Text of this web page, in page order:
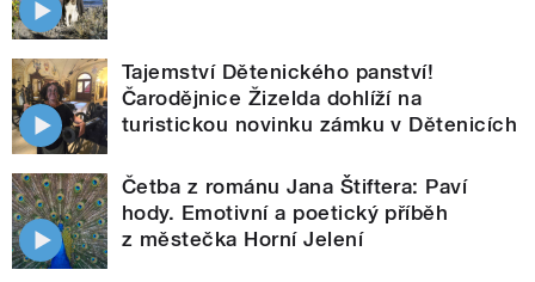
Tajemství Dětenického panství!
Čarodějnice Žizelda dohlíží na
turistickou novinku zámku v Dětenicích
Četba z románu Jana Štiftera: Paví
hody. Emotivní a poetický příběh
z městečka Horní Jelení